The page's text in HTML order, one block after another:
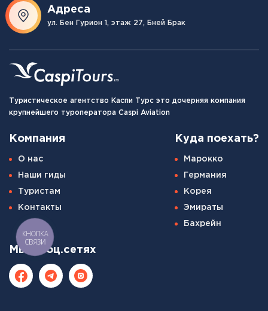
Адреса
ул. Бен Гурион 1, этаж 27, Бней Брак
Туристическое агентство Каспи Турс это дочерняя компания
крупнейшего туроператора Caspi Aviation
Компания
О нас
Наши гиды
Туристам
Контакты
Куда поехать?
Марокко
Германия
Корея
Эмираты
Бахрейн
Мы в соц.сетях
КНОПКА
СВЯЗИ